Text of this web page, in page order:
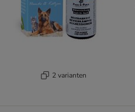
2 varianten